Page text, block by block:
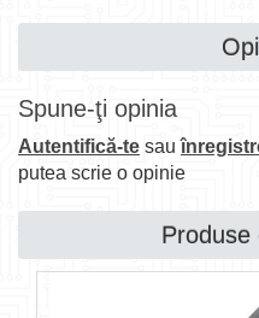
Spune-ţi opinia
Autentifică-te sau
putea scrie o opinie
Produse